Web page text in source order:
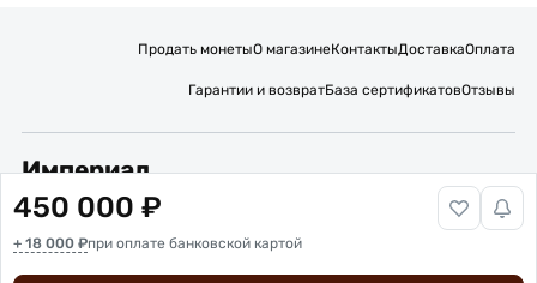
450 000 ₽
+ 18 000 ₽при оплате банковской картой
Продать монетыО магазинеКонтактыДоставкаОплата
Гарантии и возвратБаза сертификатовОтзывы
Империал
Подписывайтесь на нас:
Вакансии
Политика обработки персональных данных